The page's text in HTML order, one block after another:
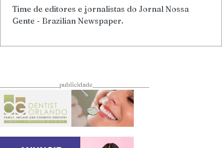
Time de editores e jornalistas do Jornal Nossa
Gente - Brazilian Newspaper.
____________________publicidade___________________